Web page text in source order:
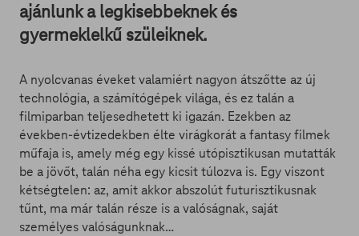
ajánlunk a legkisebbeknek és
gyermeklelkű szüleiknek.
A nyolcvanas éveket valamiért nagyon átszőtte az új
technológia, a számítógépek világa, és ez talán a
filmiparban teljesedhetett ki igazán. Ezekben az
években-évtizedekben élte virágkorát a fantasy filmek
műfaja is, amely még egy kissé utópisztikusan mutatták
be a jövőt, talán néha egy kicsit túlozva is. Egy viszont
kétségtelen: az, amit akkor abszolút futurisztikusnak
tűnt, ma már talán része is a valóságnak, saját
személyes valóságunknak…